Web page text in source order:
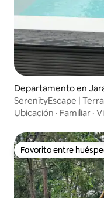
Departamento en
SerenityEscape |
Ubicación · Familiar ·
Favorito entre
Favorito entre